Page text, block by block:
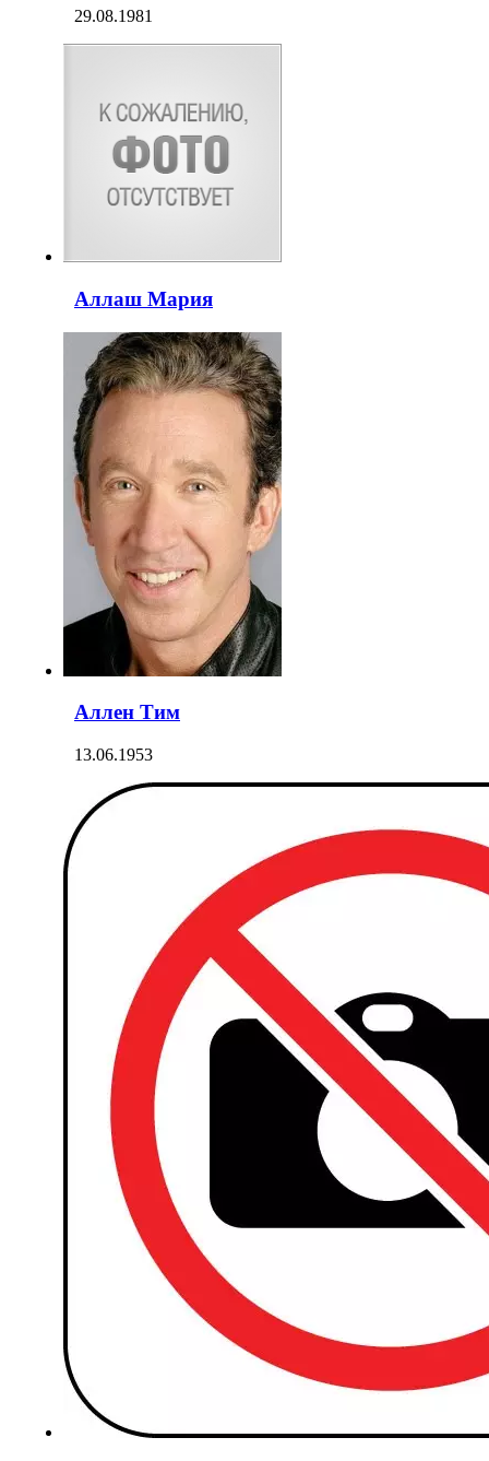
29.08.1981
Аллаш Мария
Аллен Тим
13.06.1953